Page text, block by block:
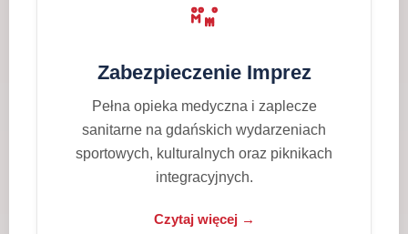
Zabezpieczenie Imprez
Pełna opieka medyczna i zaplecze
sanitarne na gdańskich wydarzeniach
sportowych, kulturalnych oraz piknikach
integracyjnych.
Czytaj więcej →